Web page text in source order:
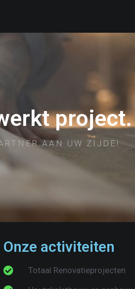
project.
AAN UW ZIJDE!
Onze activiteiten
Totaal Renovatieprojecten